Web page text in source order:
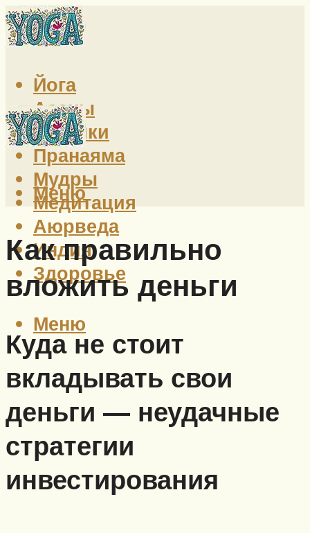
Йога
Асаны
Техники
Пранаяма
Мудры
Медитация
Аюрведа
Индия
Здоровье
Меню
Меню
Как правильно
вложить деньги
Куда не стоит
вкладывать свои
деньги — неудачные
стратегии
инвестирования